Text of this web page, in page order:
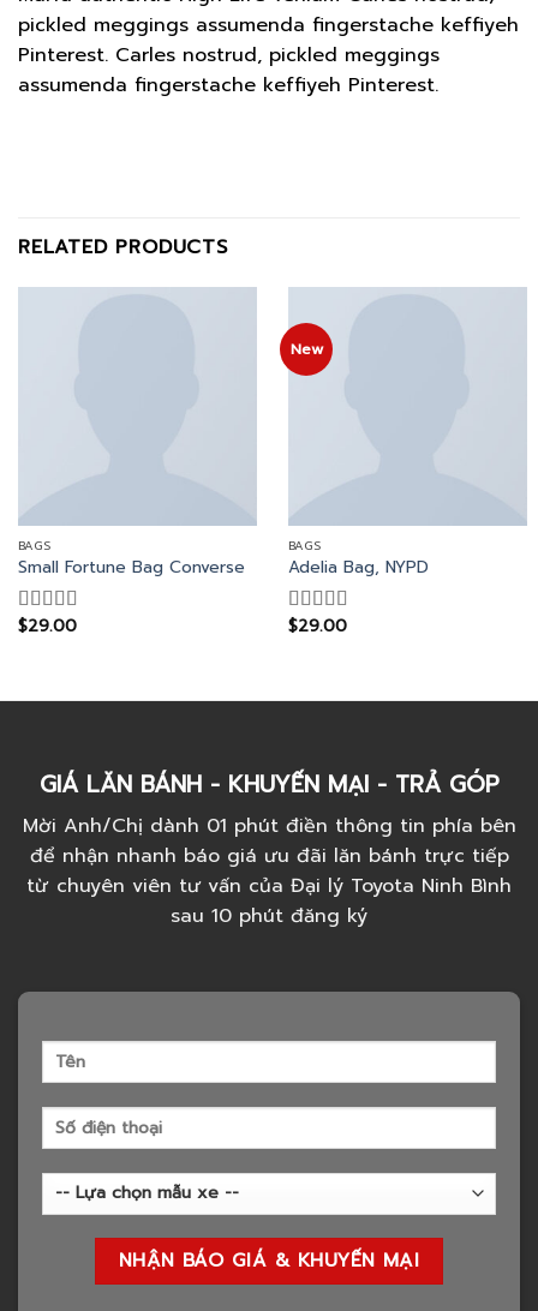
pickled meggings assumenda fingerstache keffiyeh
Pinterest. Carles nostrud, pickled meggings
assumenda fingerstache keffiyeh Pinterest.
RELATED PRODUCTS
BAGS
Small Fortune Bag Converse
Rated
$29.00
New
BAGS
Adelia Bag, NYPD
Rated
$29.00
GIÁ LĂN BÁNH - KHUYẾN MẠI - TRẢ GÓP
Mời Anh/Chị dành 01 phút điền thông tin phía bên
để nhận nhanh báo giá ưu đãi lăn bánh trực tiếp
từ chuyên viên tư vấn của Đại lý Toyota Ninh Bình
sau 10 phút đăng ký